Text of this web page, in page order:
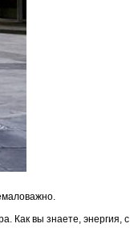
Как вы знаете, энергия,